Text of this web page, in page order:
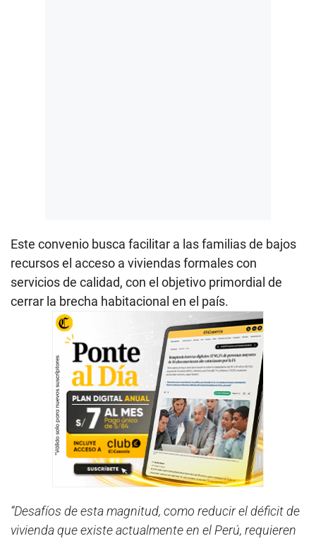
Este convenio busca facilitar a las familias de bajos
recursos el acceso a viviendas formales con
servicios de calidad, con el objetivo primordial de
cerrar la brecha habitacional en el país.
“Desafíos de esta magnitud, como reducir el déficit de
vivienda que existe actualmente en el Perú, requieren